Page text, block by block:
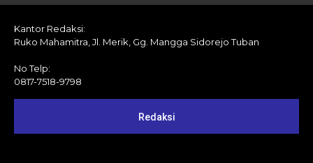
Kantor Redaksi:
Ruko Mahamitra, Jl. Merik, Gg. Mangga Sidorejo Tuban
No Telp:
0817-7518-9798
Redaksi